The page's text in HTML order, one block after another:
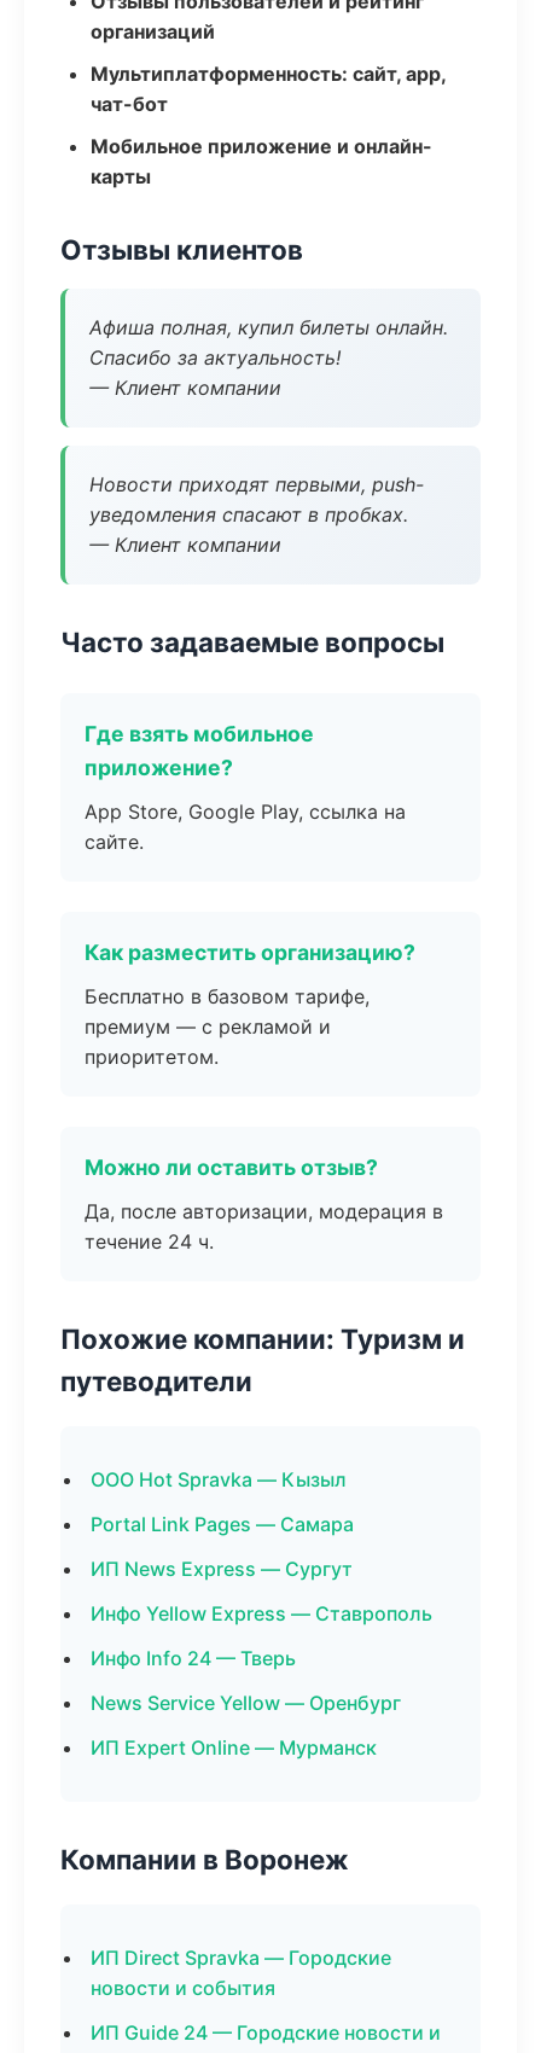
организаций
Мультиплатформенность: сайт, app,
чат-бот
Мобильное приложение и онлайн-
карты
Отзывы клиентов
Афиша полная, купил билеты онлайн.
Спасибо за актуальность!
— Клиент компании
Новости приходят первыми, push-
уведомления спасают в пробках.
— Клиент компании
Часто задаваемые вопросы
Где взять мобильное
приложение?
App Store, Google Play, ссылка на
сайте.
Как разместить организацию?
Бесплатно в базовом тарифе,
премиум — с рекламой и
приоритетом.
Можно ли оставить отзыв?
Да, после авторизации, модерация в
течение 24 ч.
Похожие компании: Туризм и
путеводители
ООО Hot Spravka — Кызыл
Portal Link Pages — Самара
ИП News Express — Сургут
Инфо Yellow Express — Ставрополь
Инфо Info 24 — Тверь
News Service Yellow — Оренбург
ИП Expert Online — Мурманск
Компании в Воронеж
ИП Direct Spravka — Городские
новости и события
ИП Guide 24 — Городские новости и